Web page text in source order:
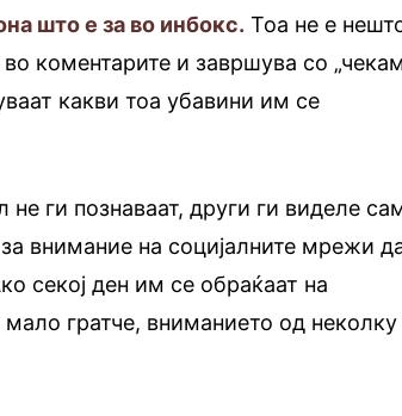
што е за во инбокс. Тоа не е
коментарите и завршува со
какви тоа убавини им се
не ги познаваат, други ги виделе
внимание на социјалните мрежи
секој ден им се обраќаат на
гратче, вниманието од неколку